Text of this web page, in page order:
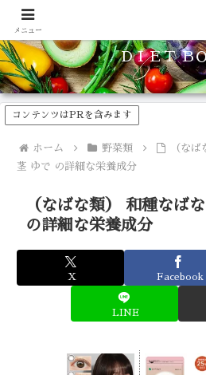
食品のカロリーや糖質などの栄養素が
ＤＩＥＴ Ｂ
コンテンツはPRを含みます
ホーム 野菜類
（な
茎 ゆで の詳細な栄養成分
（なばな類） 和種なば
の詳細な栄養成分
X Facebook
LINE
メニュー